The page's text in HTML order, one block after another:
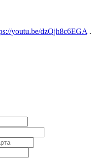
youtu.be/dzQjh8c6EGA .